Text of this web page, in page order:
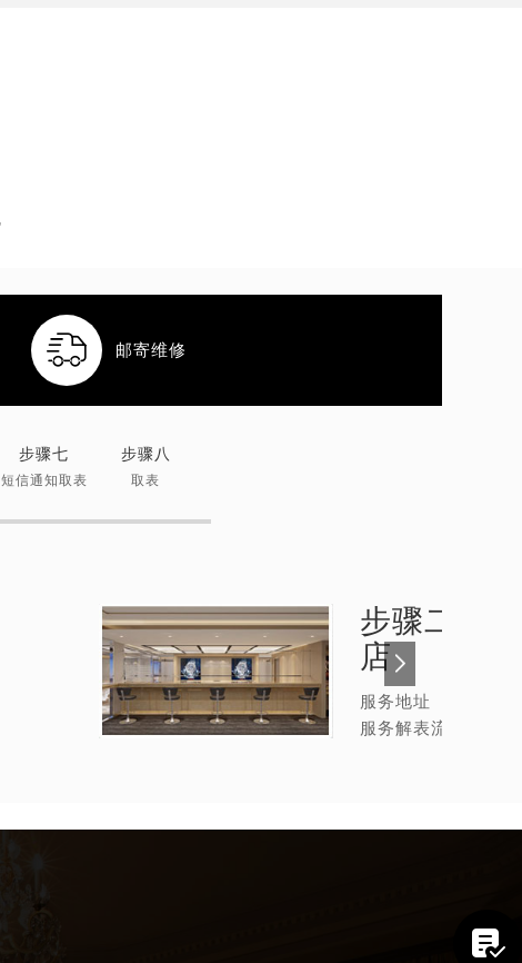
 邮寄维修
步骤七
短信通知取表
步骤八
取表
步骤二：
店
服务地址
服务解表流程
